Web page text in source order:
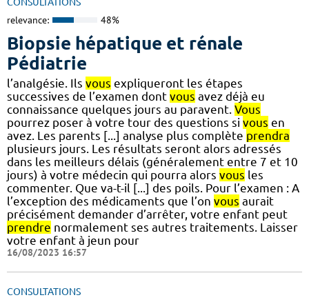
CONSULTATIONS
relevance: 48%
Biopsie hépatique et rénale
Pédiatrie
l’analgésie. Ils vous expliqueront les étapes
successives de l’examen dont vous avez déjà eu
connaissance quelques jours au paravent. Vous
pourrez poser à votre tour des questions si vous en
avez. Les parents [...] analyse plus complète prendra
plusieurs jours. Les résultats seront alors adressés
dans les meilleurs délais (généralement entre 7 et 10
jours) à votre médecin qui pourra alors vous les
commenter. Que va-t-il [...] des poils. Pour l’examen : A
l’exception des médicaments que l’on vous aurait
précisément demander d’arrêter, votre enfant peut
prendre normalement ses autres traitements. Laisser
votre enfant à jeun pour
16/08/2023 16:57
CONSULTATIONS